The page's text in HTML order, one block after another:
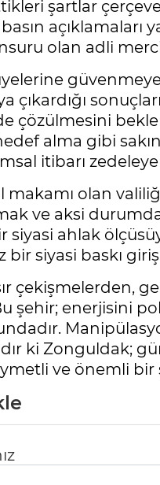
şartlar
açıklamaları
olan adli
çıkardığı
çözülmesini
alma gibi
itibarı
makamı olan
ve aksi
siyasi ahlak
bir siyasi baskı
çekişmelerden,
şehir; enerjisini
ki Zonguldak;
ve önemli bir